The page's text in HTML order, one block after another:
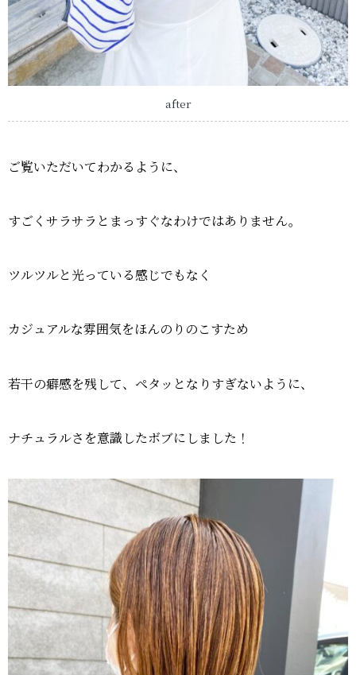
after
ご覧いただいてわかるように、
すごくサラサラとまっすぐなわけではありません。
ツルツルと光っている感じでもなく
カジュアルな雰囲気をほんのりのこすため
若干の癖感を残して、ペタッとなりすぎないように、
ナチュラルさを意識したボブにしました！